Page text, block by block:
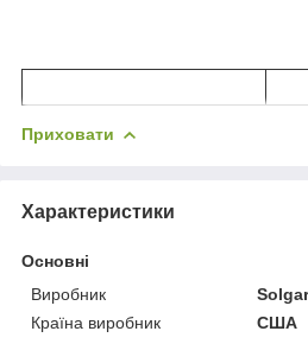
Приховати
Характеристики
Основні
Виробник
Країна виробник
США